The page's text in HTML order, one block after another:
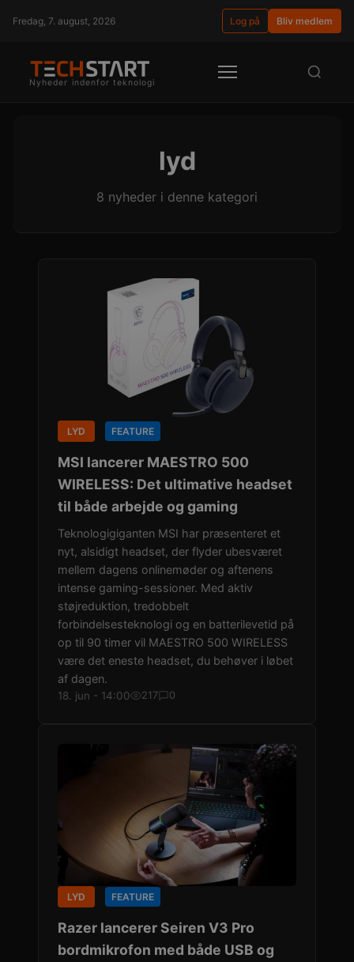
Fredag, 7. august, 2026 Log på Bliv medlem
Nyheder indenfor teknologi
lyd
8 nyheder i denne kategori
LYD FEATURE
MSI lancerer MAESTRO 500
WIRELESS: Det ultimative headset
til både arbejde og gaming
Teknologigiganten MSI har præsenteret et
nyt, alsidigt headset, der flyder ubesværet
mellem dagens onlinemøder og aftenens
intense gaming-sessioner. Med aktiv
støjreduktion, tredobbelt
forbindelsesteknologi og en batterilevetid på
op til 90 timer vil MAESTRO 500 WIRELESS
være det eneste headset, du behøver i løbet
af dagen.
18. jun - 14:00 217 0
LYD FEATURE
Razer lancerer Seiren V3 Pro
bordmikrofon med både USB og